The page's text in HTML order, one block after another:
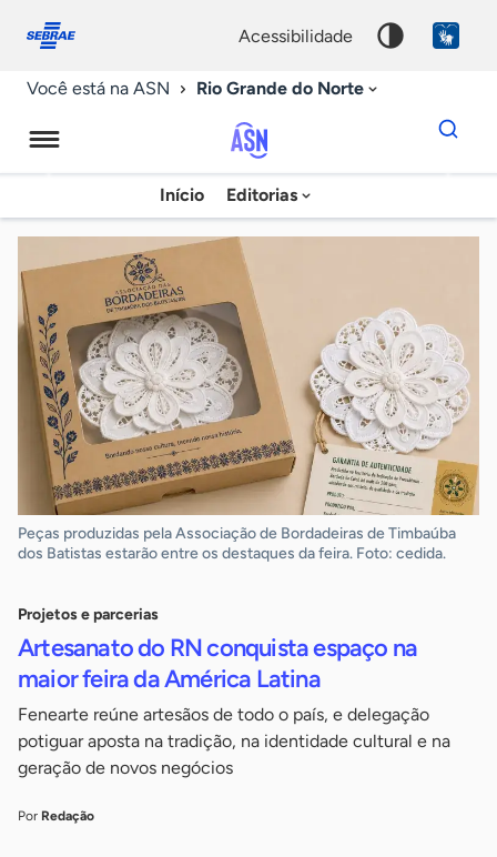
conosco
acessibilidade
Você está na ASN Rio Grande do Norte
Agência
Sebrae
de
Notícias
Início Editorias
Dados
para
chave
Peças produzidas pela Associação de Bordadeiras de Timbaúba
dos Batistas estarão entre os destaques da feira. Foto: cedida.
Projetos e parcerias
Artesanato do RN conquista espaço na
maior feira da América Latina
Fenearte reúne artesãos de todo o país, e delegação
potiguar aposta na tradição, na identidade cultural e na
geração de novos negócios
Por Redação